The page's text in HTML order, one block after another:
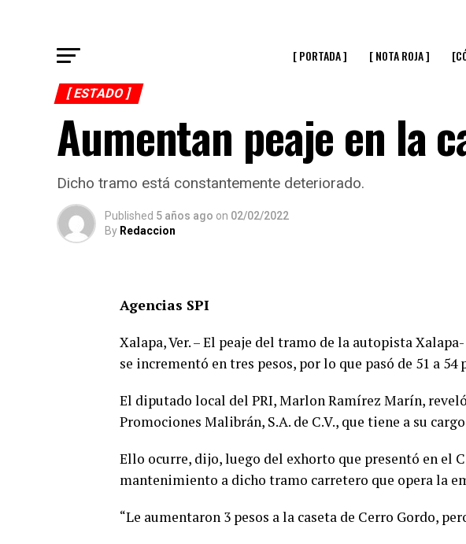
[ PORTADA ] [ NOTA ROJA ]
[ ESTADO ]
Aumentan peaje en la
Dicho tramo está constantemente deteriorado.
Published 5 años ago on 02/02/2022
By Redaccion
Agencias SPI
Xalapa, Ver. – El peaje del tramo de la autopista
se incrementó en tres pesos, por lo que pasó de 51 a 54
El diputado local del PRI, Marlon Ramírez Marín,
Promociones Malibrán, S.A. de C.V., que tiene a su
Ello ocurre, dijo, luego del exhorto que presentó en el
mantenimiento a dicho tramo carretero que opera la
“Le aumentaron 3 pesos a la caseta de Cerro Gordo,